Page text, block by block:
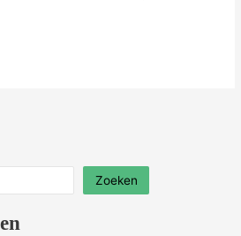
Zoeken